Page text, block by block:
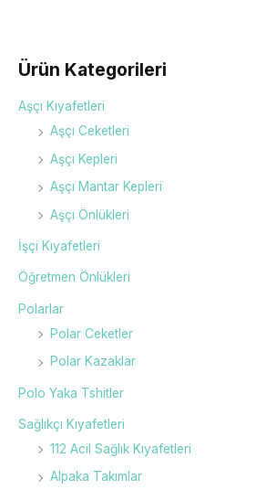
Ürün Kategorileri
Aşçı Kıyafetleri
Aşçı Ceketleri
Aşçı Kepleri
Aşçı Mantar Kepleri
Aşçı Önlükleri
İşçi Kıyafetleri
Öğretmen Önlükleri
Polarlar
Polar Ceketler
Polar Kazaklar
Polo Yaka Tshitler
Sağlıkçı Kıyafetleri
112 Acil Sağlık Kıyafetleri
Alpaka Takımlar